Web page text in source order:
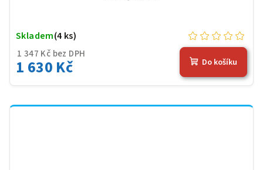
1 347 Kč bez DPH
1 630 Kč
Skladem(4 ks)
Do košíku